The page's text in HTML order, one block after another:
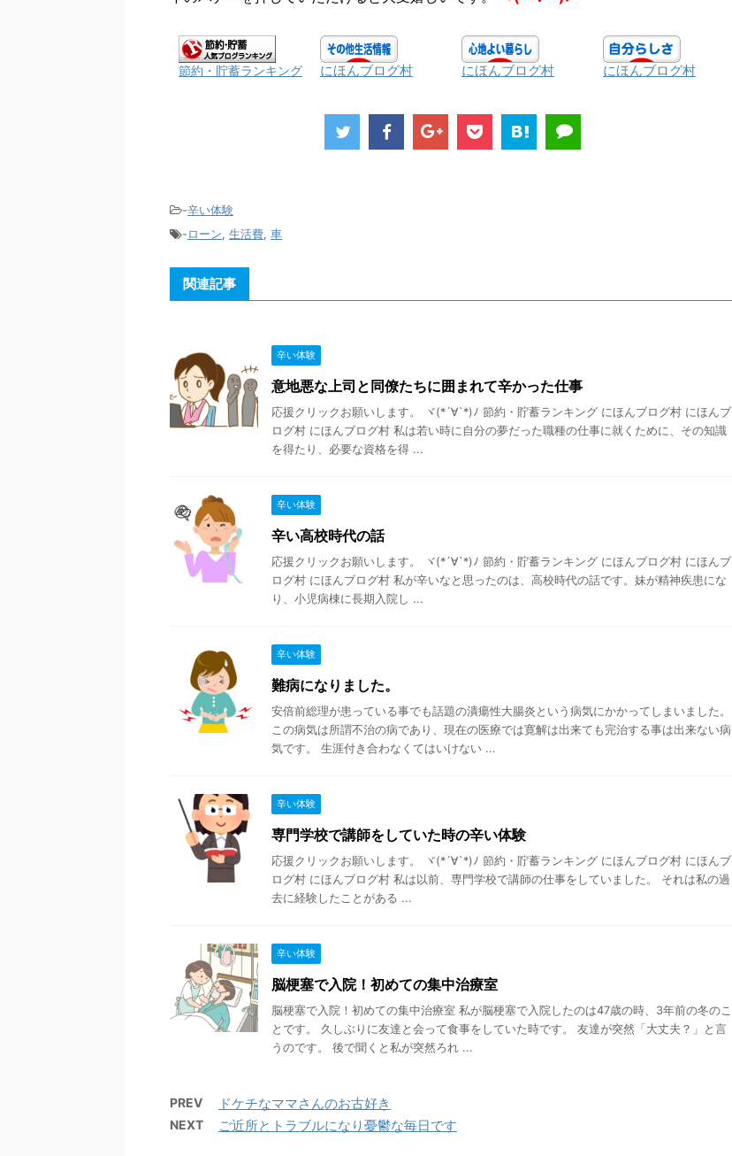
節約・貯蓄ランキング にほんブログ村 にほんブログ村 にほんブログ村
-辛い体験
-ローン, 生活費, 車
関連記事
辛い体験
意地悪な上司と同僚たちに囲まれて辛かった仕事
応援クリックお願いします。 ヾ(*´∀`*)ﾉ 節約・貯蓄ランキング にほんブログ村 にほんブ
ログ村 にほんブログ村 私は若い時に自分の夢だった職種の仕事に就くために、その知識
を得たり、必要な資格を得 ...
辛い体験
辛い高校時代の話
応援クリックお願いします。 ヾ(*´∀`*)ﾉ 節約・貯蓄ランキング にほんブログ村 にほんブ
ログ村 にほんブログ村 私が辛いなと思ったのは、高校時代の話です。妹が精神疾患にな
り、小児病棟に長期入院し ...
辛い体験
難病になりました。
安倍前総理が患っている事でも話題の潰瘍性大腸炎という病気にかかってしまいました。
この病気は所謂不治の病であり、現在の医療では寛解は出来ても完治する事は出来ない病
気です。 生涯付き合わなくてはいけない ...
辛い体験
専門学校で講師をしていた時の辛い体験
応援クリックお願いします。 ヾ(*´∀`*)ﾉ 節約・貯蓄ランキング にほんブログ村 にほんブ
ログ村 にほんブログ村 私は以前、専門学校で講師の仕事をしていました。 それは私の過
去に経験したことがある ...
辛い体験
脳梗塞で入院！初めての集中治療室
脳梗塞で入院！初めての集中治療室 私が脳梗塞で入院したのは47歳の時、3年前の冬のこ
とです。 久しぶりに友達と会って食事をしていた時です。 友達が突然「大丈夫？」と言
うのです。 後で聞くと私が突然ろれ ...
PREV ドケチなママさんのお古好き
NEXT ご近所とトラブルになり憂鬱な毎日です